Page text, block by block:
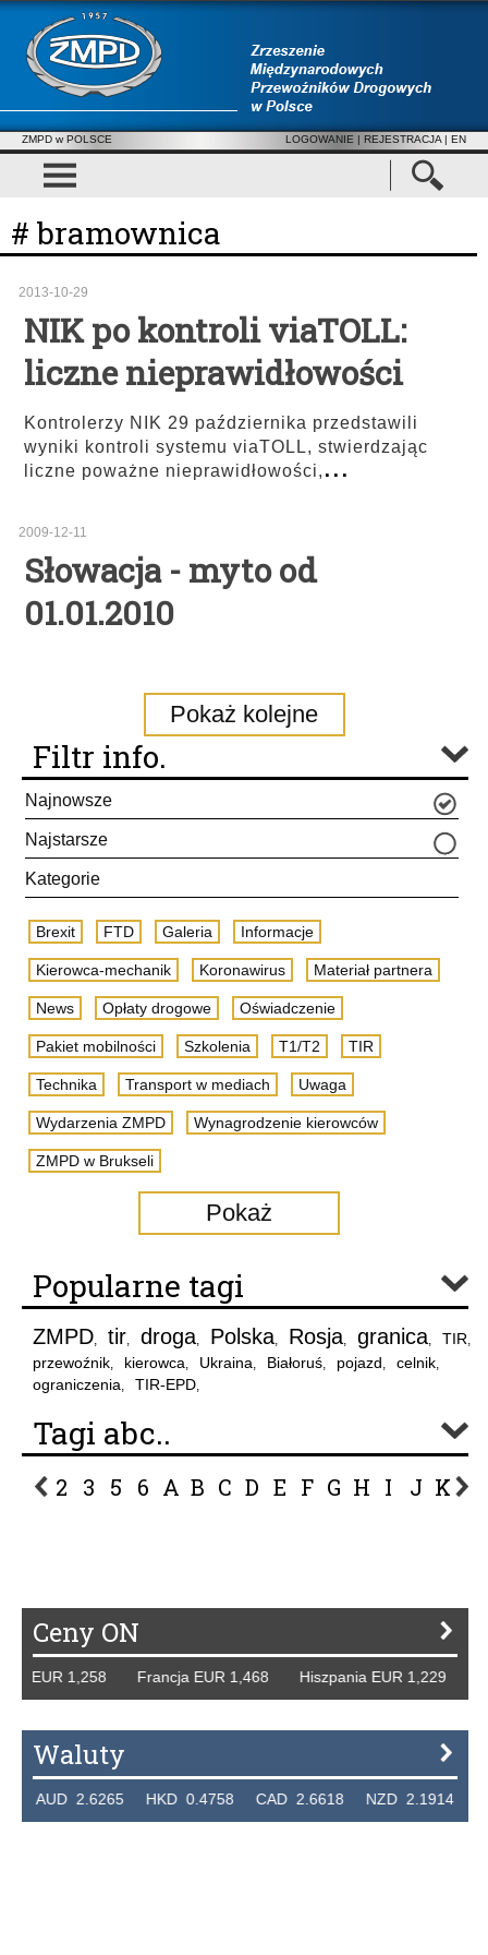
ZMPD w POLSCE LOGOWANIE | REJESTRACJA | EN
# bramownica
2013-10-29
NIK po kontroli viaTOLL:
liczne nieprawidłowości
Kontrolerzy NIK 29 października przedstawili
wyniki kontroli systemu viaTOLL, stwierdzając
liczne poważne nieprawidłowości,...
2009-12-11
Słowacja - myto od
01.01.2010
Pokaż kolejne
Filtr info.
Najnowsze
Najstarsze
Kategorie
Brexit FTD Galeria Informacje
Kierowca-mechanik Koronawirus Materiał partnera
News Opłaty drogowe Oświadczenie
Pakiet mobilności Szkolenia T1/T2 TIR
Technika Transport w mediach Uwaga
Wydarzenia ZMPD Wynagrodzenie kierowców
ZMPD w Brukseli
Pokaż
Popularne tagi
ZMPD, tir, droga, Polska, Rosja, granica, TIR,
przewoźnik, kierowca, Ukraina, Białoruś, pojazd, celnik,
ograniczenia, TIR-EPD,
Tagi abc..
2 3 5 6 A B C D E F G H I J K L
Ceny ON
EUR 1,258 Francja EUR 1,468 Hiszpania EUR 1,229
Waluty
AUD 2.6265 HKD 0.4758 CAD 2.6618 NZD 2.1914